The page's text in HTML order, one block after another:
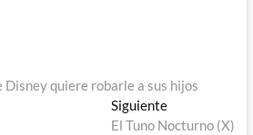
Disney quiere robarle a sus hijos
SiguienteEntrada
siguiente:
El Tuno Nocturno (X)